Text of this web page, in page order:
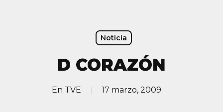
Noticia
D CORAZÓN
En TVE 17 marzo, 2009